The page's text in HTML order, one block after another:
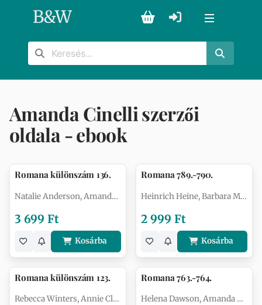
B&W
Amanda Cinelli szerzői
oldala - ebook
Romana különszám 136.
Natalie Anderson, Amanda Cinelli, …
3 699 Ft
Kosárba
Romana 789.-790.
Heinrich Heine, Barbara McMahon, A…
2 999 Ft
Kosárba
Romana különszám 123.
Rebecca Winters, Annie Claydon, Am…
Romana 763.-764.
Helena Dawson, Amanda Cinelli